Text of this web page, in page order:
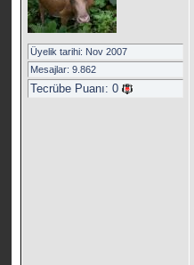
Üyelik tarihi: Nov 2007
Mesajlar: 9.862
Tecrübe Puanı:0